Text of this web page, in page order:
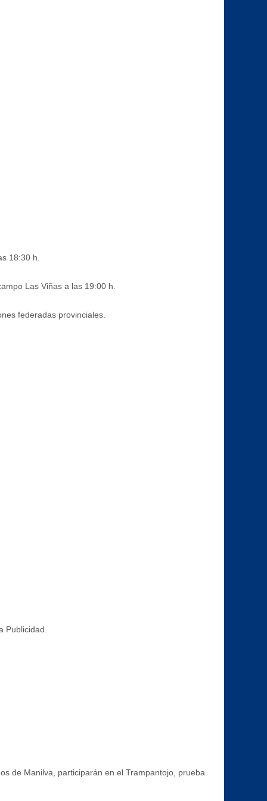
18:30 h.
Las Viñas a las 19:00 h.
federadas provinciales.
Publicidad.
de Manilva, participarán en el Trampantojo, prueba